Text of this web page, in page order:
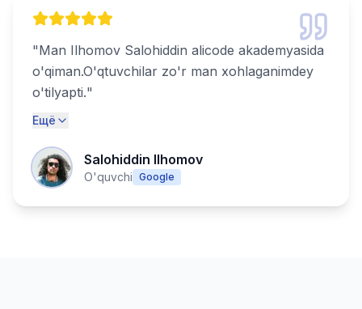
"Man Ilhomov Salohiddin alicode akademyasida
o'qiman.O'qtuvchilar zo'r man xohlaganimdey
o'tilyapti."
Ещё
Salohiddin Ilhomov
O'quvchi Google